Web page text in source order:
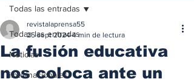
Todas las entradas
Noticias
iInternacionales
Todas las entradas
La fusión educativa
nos coloca ante un
revistalaprensa55
25 sept 2024 4 min de lectura